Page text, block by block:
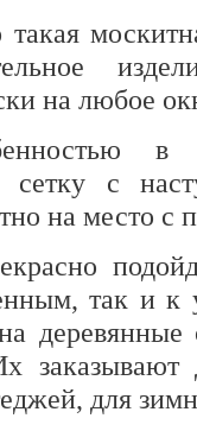
на любое
в
сетку с
на место с
так и к
на
для